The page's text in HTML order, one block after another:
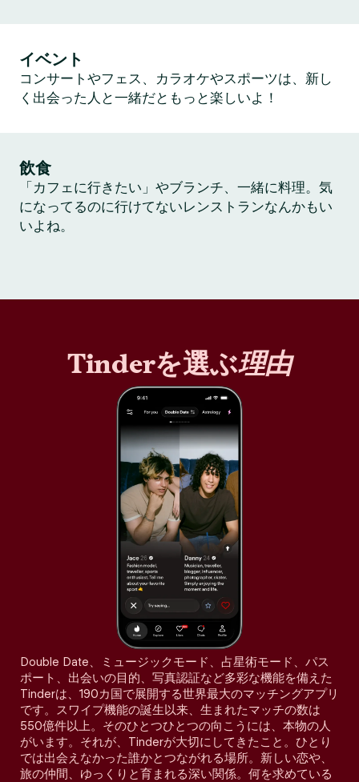
イベント
コンサートやフェス、カラオケやスポーツは、新し
く出会った人と一緒だともっと楽しいよ！
飲食
「カフェに行きたい」やブランチ、一緒に料理。気
になってるのに行けてないレンストランなんかもい
いよね。
Tinderを選ぶ理由
Double Date、ミュージックモード、占星術モード、パス
ポート、出会いの目的、写真認証など多彩な機能を備えた
Tinderは、190カ国で展開する世界最大のマッチングアプリ
です。スワイプ機能の誕生以来、生まれたマッチの数は
550億件以上。そのひとつひとつの向こうには、本物の人
がいます。それが、Tinderが大切にしてきたこと。ひとり
では出会えなかった誰かとつながれる場所。新しい恋や、
旅の仲間、ゆっくりと育まれる深い関係。何を求めている